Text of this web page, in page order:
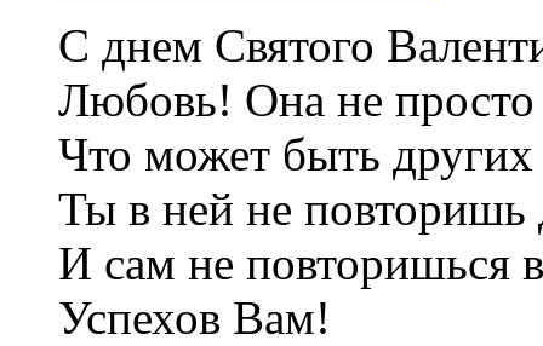
С днем Святого
Любовь! Она не просто
Что может быть других
Ты в ней не повторишь
И сам не повторишься
Успехов Вам!